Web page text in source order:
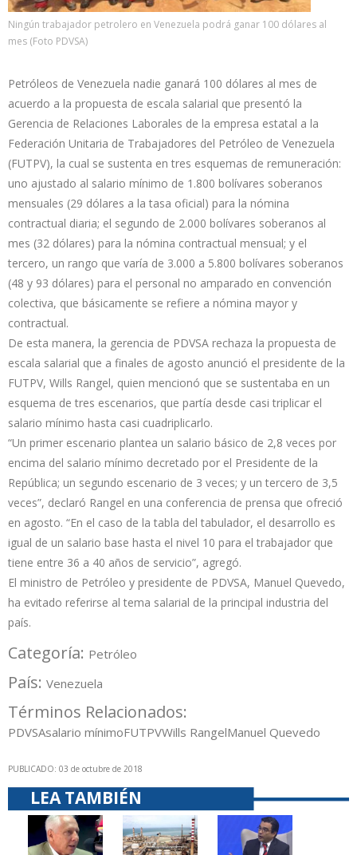
Ningún trabajador petrolero en Venezuela podrá ganar 100 dólares al
mes (Foto PDVSA)
Petróleos de Venezuela nadie ganará 100 dólares al mes de
acuerdo a la propuesta de escala salarial que presentó la
Gerencia de Relaciones Laborales de la empresa estatal a la
Federación Unitaria de Trabajadores del Petróleo de Venezuela
(FUTPV), la cual se sustenta en tres esquemas de remuneración:
uno ajustado al salario mínimo de 1.800 bolívares soberanos
mensuales (29 dólares a la tasa oficial) para la nómina
contractual diaria; el segundo de 2.000 bolívares soberanos al
mes (32 dólares) para la nómina contractual mensual; y el
tercero, un rango que varía de 3.000 a 5.800 bolívares soberanos
(48 y 93 dólares) para el personal no amparado en convención
colectiva, que básicamente se refiere a nómina mayor y
contractual.
De esta manera, la gerencia de PDVSA rechaza la propuesta de
escala salarial que a finales de agosto anunció el presidente de la
FUTPV, Wills Rangel, quien mencionó que se sustentaba en un
esquema de tres escenarios, que partía desde casi triplicar el
salario mínimo hasta casi cuadriplicarlo.
“Un primer escenario plantea un salario básico de 2,8 veces por
encima del salario mínimo decretado por el Presidente de la
República; un segundo escenario de 3 veces; y un tercero de 3,5
veces”, declaró Rangel en una conferencia de prensa que ofreció
en agosto. “En el caso de la tabla del tabulador, el desarrollo es
igual de un salario base hasta el nivel 10 para el trabajador que
tiene entre 36 a 40 años de servicio”, agregó.
El ministro de Petróleo y presidente de PDVSA, Manuel Quevedo,
ha evitado referirse al tema salarial de la principal industria del
país.
Categoría: Petróleo
País: Venezuela
Términos Relacionados:
PDVSAsalario mínimoFUTPVWills RangelManuel Quevedo
PUBLICADO: 03 de octubre de 2018
LEA TAMBIÉN